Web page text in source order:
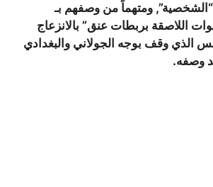
ومتهماً من وصفهم بـ
اللاصقة بربطات عنق” بالانزعاج
الذي وقف بوجه الجولاني والبغدادي
وصفه.